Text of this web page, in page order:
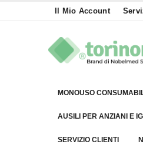
Il Mio Account
MONOUSO
AUSILI PER ANZIANI E
SERVIZIO CLIENTI